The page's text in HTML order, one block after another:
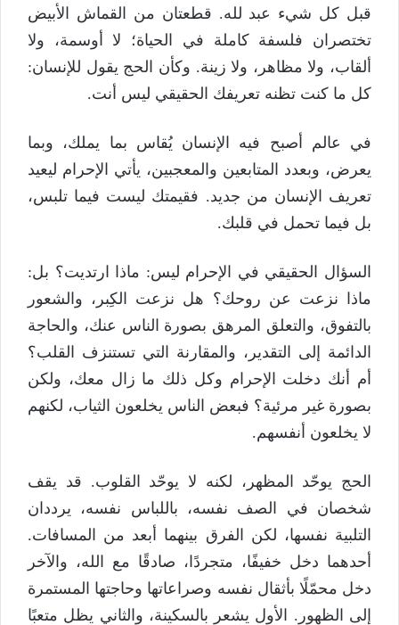
قبل كل شيء عبد لله. قطعتان من القماش الأبيض
تختصران فلسفة كاملة في الحياة؛ لا أوسمة، ولا
ألقاب، ولا مظاهر، ولا زينة. وكأن الحج يقول للإنسان:
كل ما كنت تظنه تعريفك الحقيقي ليس أنت.
في عالم أصبح فيه الإنسان يُقاس بما يملك، وبما
يعرض، وبعدد المتابعين والمعجبين، يأتي الإحرام ليعيد
تعريف الإنسان من جديد. فقيمتك ليست فيما تلبس،
بل فيما تحمل في قلبك.
السؤال الحقيقي في الإحرام ليس: ماذا ارتديت؟ بل:
ماذا نزعت عن روحك؟ هل نزعت الكِبر، والشعور
بالتفوق، والتعلق المرهق بصورة الناس عنك، والحاجة
الدائمة إلى التقدير، والمقارنة التي تستنزف القلب؟
أم أنك دخلت الإحرام وكل ذلك ما زال معك، ولكن
بصورة غير مرئية؟ فبعض الناس يخلعون الثياب، لكنهم
لا يخلعون أنفسهم.
الحج يوحّد المظهر، لكنه لا يوحّد القلوب. قد يقف
شخصان في الصف نفسه، باللباس نفسه، يرددان
التلبية نفسها، لكن الفرق بينهما أبعد من المسافات.
أحدهما دخل خفيفًا، متجردًا، صادقًا مع الله، والآخر
دخل محمّلًا بأثقال نفسه وصراعاتها وحاجتها المستمرة
إلى الظهور. الأول يشعر بالسكينة، والثاني يظل متعبًا